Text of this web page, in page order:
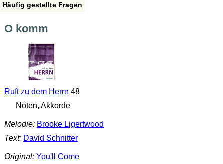
Häufig gestellte Fragen
O komm
Ruft zu dem Herrn 48
Noten, Akkorde
Melodie: Brooke Ligertwood
Text: David Schnitter
Original: You'll Come